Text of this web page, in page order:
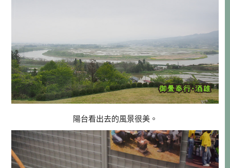
陽台看出去的風景很美。